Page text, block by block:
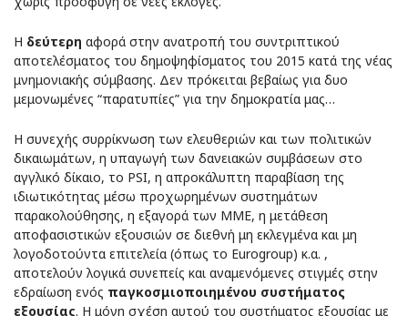
Η δεύτερη αφορά στην ανατροπή του συντριπτικού
αποτελέσματος του δημοψηφίσματος του 2015 κατά της νέας
μνημονιακής σύμβασης. Δεν πρόκειται βεβαίως για δυο
μεμονωμένες “παρατυπίες” για την δημοκρατία μας…
Η συνεχής συρρίκνωση των ελευθεριών και των πολιτικών
δικαιωμάτων, η υπαγωγή των δανειακών συμβάσεων στο
αγγλικό δίκαιο, το PSI, η απροκάλυπτη παραβίαση της
ιδιωτικότητας μέσω προχωρημένων συστημάτων
παρακολούθησης, η εξαγορά των ΜΜΕ, η μετάθεση
αποφασιστικών εξουσιών σε διεθνή μη εκλεγμένα και μη
λογοδοτούντα επιτελεία (όπως το Eurogroup) κ.α. ,
αποτελούν λογικά συνεπείς και αναμενόμενες στιγμές στην
εδραίωση ενός παγκοσμιοποιημένου συστήματος
εξουσίας. Η μόνη σχέση αυτού του συστήματος εξουσίας με